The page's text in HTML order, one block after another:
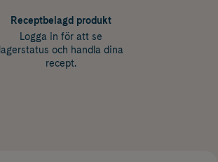
Receptbelagd produkt
Logga in för att se
lagerstatus och handla dina
recept.